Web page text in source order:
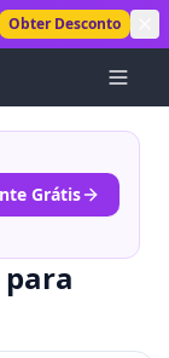
Obter Desconto
Grátis